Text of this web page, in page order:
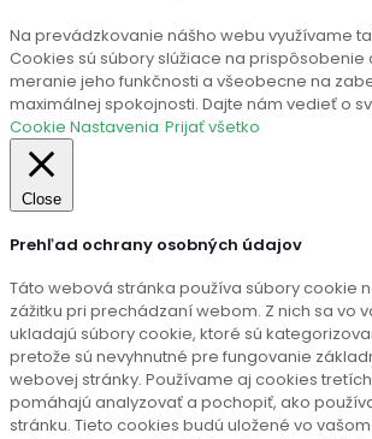
Na prevádzkovanie nášho webu využívame
Cookies sú súbory slúžiace na prispôsobenie
meranie jeho funkčnosti a všeobecne na
maximálnej spokojnosti. Dajte nám vedieť o
Cookie Nastavenia Prijať všetko
Close
Prehľad ochrany osobných údajov
Táto webová stránka používa súbory cookie
zážitku pri prechádzaní webom. Z nich sa vo
ukladajú súbory cookie, ktoré sú
pretože sú nevyhnutné pre fungovanie
webovej stránky. Používame aj cookies
pomáhajú analyzovať a pochopiť, ako
stránku. Tieto cookies budú uložené vo